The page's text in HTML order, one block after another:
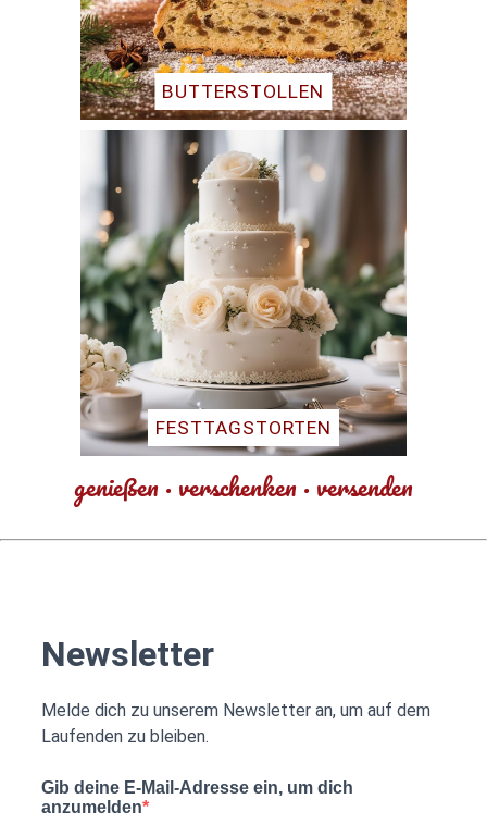
BUTTERSTOLLEN
FESTTAGSTORTEN
genießen · verschenken · versenden
Newsletter
Melde dich zu unserem Newsletter an, um auf dem
Laufenden zu bleiben.
Gib deine E-Mail-Adresse ein, um dich
anzumelden